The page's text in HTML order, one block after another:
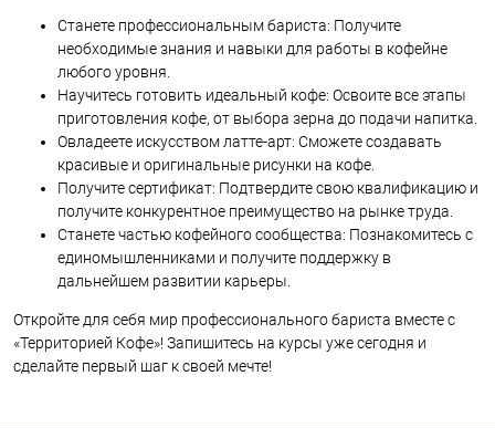
Станете профессиональным бариста: Получите
необходимые знания и навыки для работы в кофейне
любого уровня.
Научитесь готовить идеальный кофе: Освоите все этапы
приготовления кофе, от выбора зерна до подачи напитка.
Овладеете искусством латте-арт: Сможете создавать
красивые и оригинальные рисунки на кофе.
Получите сертификат: Подтвердите свою квалификацию и
получите конкурентное преимущество на рынке труда.
Станете частью кофейного сообщества: Познакомитесь с
единомышленниками и получите поддержку в
дальнейшем развитии карьеры.
Откройте для себя мир профессионального бариста вместе с
«Территорией Кофе»! Запишитесь на курсы уже сегодня и
сделайте первый шаг к своей мечте!